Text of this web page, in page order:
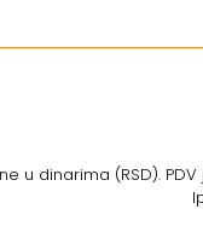
u dinarima (RSD).